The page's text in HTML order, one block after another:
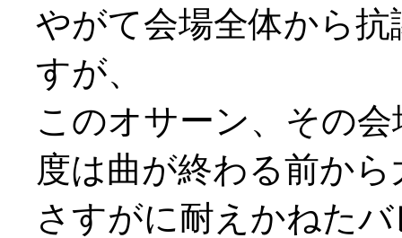
やがて会場全体から
すが、
このオサーン、その
度は曲が終わる前か
さすがに耐えかねた